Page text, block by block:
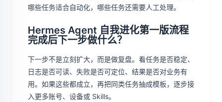
哪些任务适合自动化，哪些任务还需要人工处理。
Hermes Agent 自我进化第一版流程
完成后下一步做什么？
下一步不是立刻扩大，而是做复盘。看任务是否稳定、
日志是否可读、失败是否可定位、结果是否对业务有
用。如果这些都成立，再把同类任务抽成模板，逐步接
入更多账号、设备或 Skills。